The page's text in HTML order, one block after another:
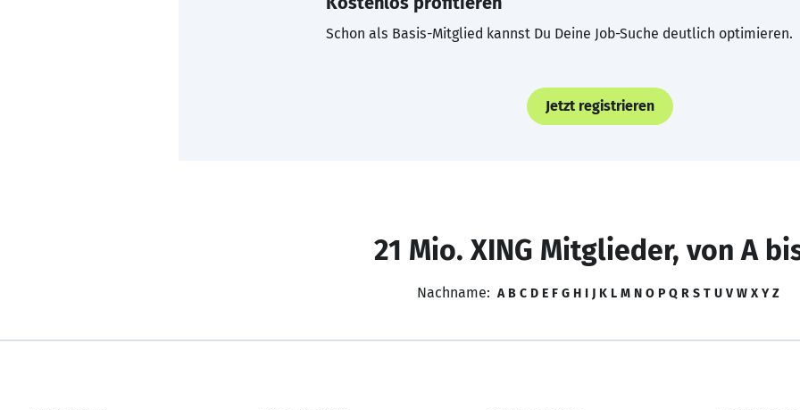
Schon als Basis-Mitglied kannst Du Deine Job-Suche deutlich optimieren.
Jetzt registrieren
21 Mio. XING Mitglieder, von A
Nachname: A B C D E F G H I J K L M N O P Q R S T U V W X Y Z